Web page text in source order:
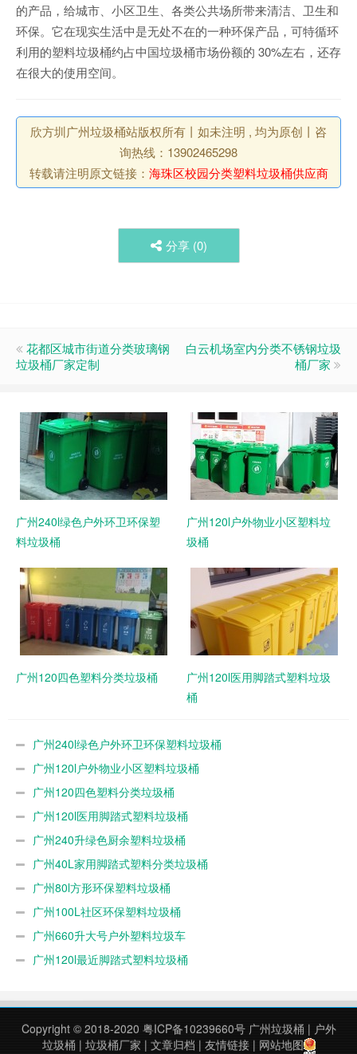
的产品，给城市、小区卫生、各类公共场所带来清洁、卫生和
环保。它在现实生活中是无处不在的一种环保产品，可特循环
利用的塑料垃圾桶约占中国垃圾桶市场份额的 30%左右，还存
在很大的使用空间。
欣方圳广州垃圾桶站版权所有丨如未注明 , 均为原创丨咨
询热线：13902465298
转载请注明原文链接： 海珠区校园分类塑料垃圾桶供应商
分享 (0)
花都区城市街道分类玻璃钢
垃圾桶厂家定制
白云机场室内分类不锈钢垃圾
桶厂家
广州240l绿色户外环卫环保塑
料垃圾桶
广州120l户外物业小区塑料垃
圾桶
广州120四色塑料分类垃圾桶
广州120l医用脚踏式塑料垃圾
桶
广州240l绿色户外环卫环保塑料垃圾桶
广州120l户外物业小区塑料垃圾桶
广州120四色塑料分类垃圾桶
广州120l医用脚踏式塑料垃圾桶
广州240升绿色厨余塑料垃圾桶
广州40L家用脚踏式塑料分类垃圾桶
广州80l方形环保塑料垃圾桶
广州100L社区环保塑料垃圾桶
广州660升大号户外塑料垃圾车
广州120l最近脚踏式塑料垃圾桶
Copyright © 2018-2020 粤ICP备10239660号 广州垃圾桶| 户外
垃圾桶| 垃圾桶厂家 | 文章归档 | 友情链接| 网站地图